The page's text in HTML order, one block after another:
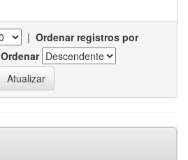
| Ordenar registros por
Ordenar